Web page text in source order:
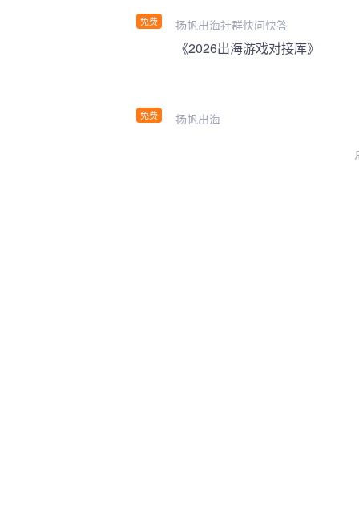
免费 扬帆出海社群快问快答
免费
《2026出海游戏对接库》
扬帆出海